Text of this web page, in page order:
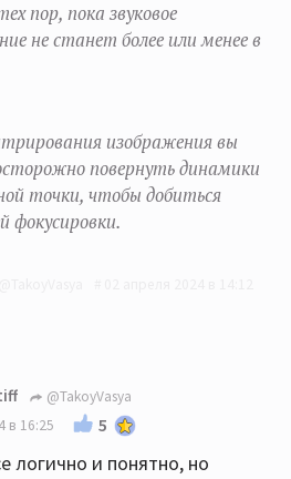
пор, пока звуковое
не станет более или менее в
изображения вы
повернуть динамики
точки, чтобы добиться
фокусировки.
Пришёл к тем же
путём.
@TakoyVasya
в 16:25
5
логично и понятно, но